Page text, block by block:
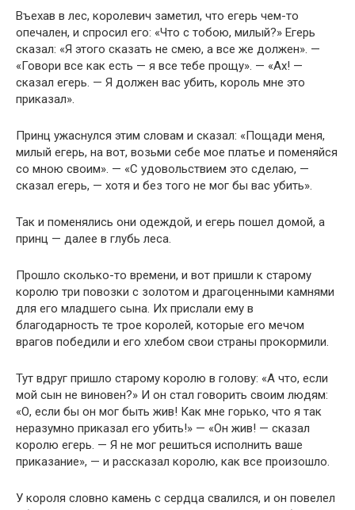
Въехав в лес, королевич заметил, что егерь чем-то
опечален, и спросил его: «Что с тобою, милый?» Егерь
сказал: «Я этого сказать не смею, а все же должен». —
«Говори все как есть — я все тебе прощу». — «Ах! —
сказал егерь. — Я должен вас убить, король мне это
приказал».
Принц ужаснулся этим словам и сказал: «Пощади меня,
милый егерь, на вот, возьми себе мое платье и поменяйся
со мною своим». — «С удовольствием это сделаю, —
сказал егерь, — хотя и без того не мог бы вас убить».
Так и поменялись они одеждой, и егерь пошел домой, а
принц — далее в глубь леса.
Прошло сколько-то времени, и вот пришли к старому
королю три повозки с золотом и драгоценными камнями
для его младшего сына. Их прислали ему в
благодарность те трое королей, которые его мечом
врагов победили и его хлебом свои страны прокормили.
Тут вдруг пришло старому королю в голову: «А что, если
мой сын не виновен?» И он стал говорить своим людям:
«О, если бы он мог быть жив! Как мне горько, что я так
неразумно приказал его убить!» — «Он жив! — сказал
королю егерь. — Я не мог решиться исполнить ваше
приказание», — и рассказал королю, как все произошло.
У короля словно камень с сердца свалился, и он повелел